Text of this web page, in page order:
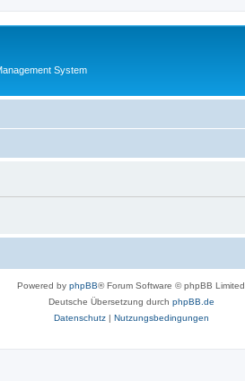
System
Powered by phpBB® Forum Software © phpBB Limited
Deutsche Übersetzung durch phpBB.de
Datenschutz| Nutzungsbedingungen